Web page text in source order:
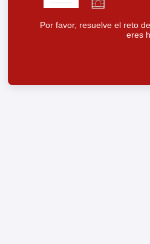
Por favor, resuelve el reto
eres